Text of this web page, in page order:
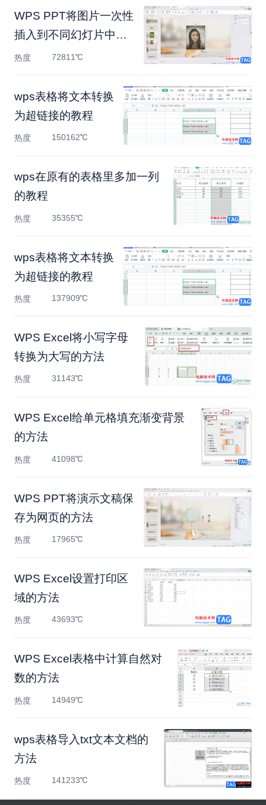
WPS PPT将图片一次性
插入到不同幻灯片中的
方法
热度 72811℃
​wps表格将文本转换
为超链接的教程
热度 150162℃
​wps在原有的表格里多加一列
的教程
热度 35355℃
​wps表格将文本转换
为超链接的教程
热度 137909℃
WPS Excel将小写字母
转换为大写的方法
热度 31143℃
WPS Excel给单元格填充渐变背景
的方法
热度 41098℃
WPS PPT将演示文稿保
存为网页的方法
热度 17965℃
WPS Excel设置打印区
域的方法
热度 43693℃
WPS Excel表格中计算自然对
数的方法
热度 14949℃
wps表格导入txt文本文档的
方法
热度 141233℃